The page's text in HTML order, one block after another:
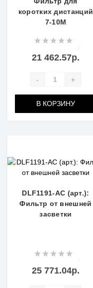
коротких дистанций
7-10M
21 462.57р.
- +
В КОРЗИНУ
DLF1191-AC (арт.):
Фильтр от внешней
засветки
25 771.04р.